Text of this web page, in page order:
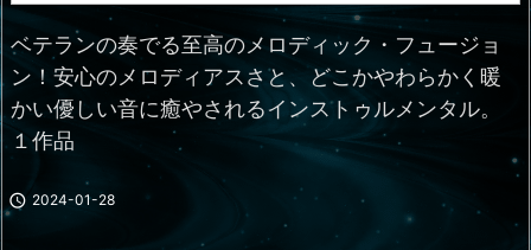
ベテランの奏でる至高のメロディック・フュージョ
ン！安心のメロディアスさと、どこかやわらかく暖
かい優しい音に癒やされるインストゥルメンタル。
１作品
 2024-01-28